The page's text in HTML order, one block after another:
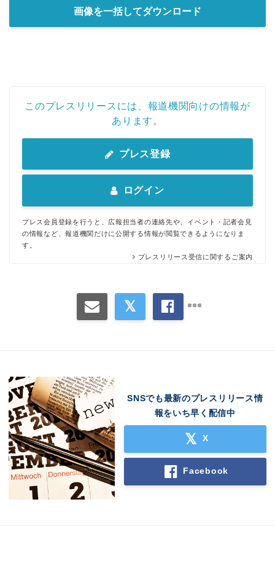
画像を一括してダウンロード
このプレスリリースには、報道機関向けの情報が
あります。
プレス登録
ログイン
プレス会員登録を行うと、広報担当者の連絡先や、イベント・記者会見
の情報など、報道機関だけに公開する情報が閲覧できるようになりま
す。
プレスリリース受信に関するご案内
SNSでも最新のプレスリリース情
報をいち早く配信中
X
Facebook